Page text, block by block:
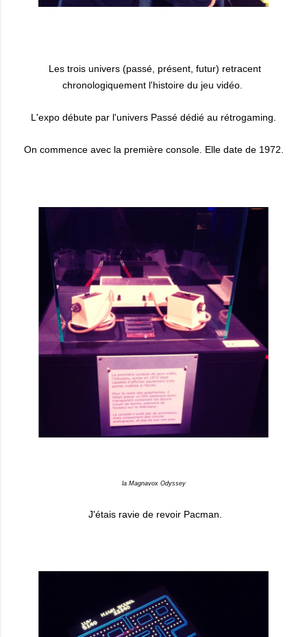
Les trois univers (passé, présent, futur) retracent
chronologiquement l'histoire du jeu vidéo.
L'expo débute par l'univers Passé dédié au rétrogaming.
On commence avec la première console. Elle date de 1972.
la Magnavox Odyssey
J'étais ravie de revoir Pacman.